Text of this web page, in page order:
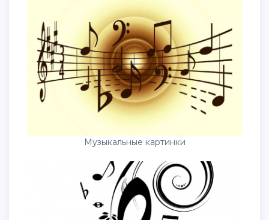
Музыкальные картинки